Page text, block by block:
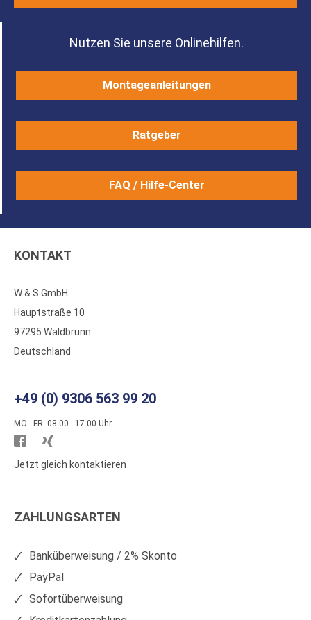
Nutzen Sie unsere Onlinehilfen.
Montageanleitungen
Ratgeber
FAQ / Hilfe-Center
KONTAKT
W & S GmbH
Hauptstraße 10
97295 Waldbrunn
Deutschland
+49 (0) 9306 563 99 20
MO - FR: 08.00 - 17.00 Uhr
Besuchen
Sie
auf
Sie
auf
Jetzt gleich kontaktieren
ZAHLUNGSARTEN
Banküberweisung / 2% Skonto
PayPal
Sofortüberweisung